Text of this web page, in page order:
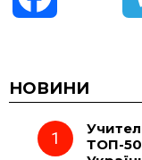
c
e
НОВИНИ
ТОП-50